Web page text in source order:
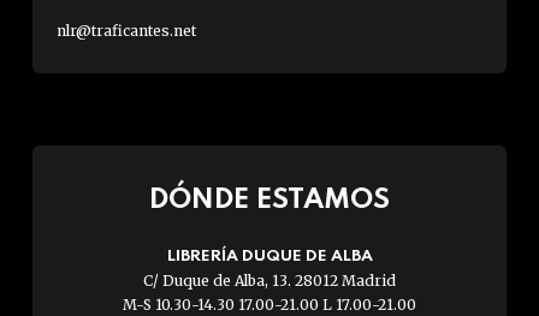
nlr@traficantes.net
DÓNDE ESTAMOS
LIBRERÍA DUQUE DE ALBA
C/ Duque de Alba, 13. 28012 Madrid
M-S 10.30-14.30 17.00-21.00 L 17.00-21.00